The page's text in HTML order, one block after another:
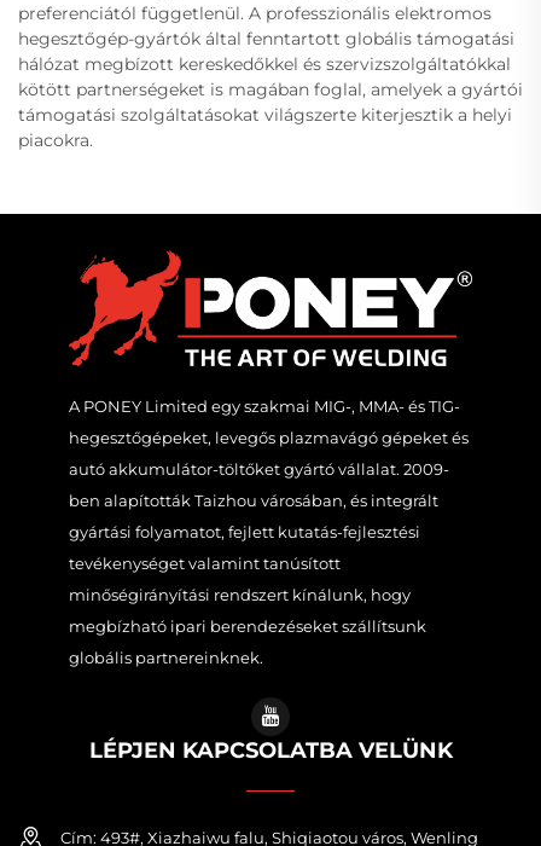
preferenciától függetlenül. A professzionális elektromos
hegesztőgép-gyártók által fenntartott globális támogatási
hálózat megbízott kereskedőkkel és szervizszolgáltatókkal
kötött partnerségeket is magában foglal, amelyek a gyártói
támogatási szolgáltatásokat világszerte kiterjesztik a helyi
piacokra.
A PONEY Limited egy szakmai MIG-, MMA- és TIG-
hegesztőgépeket, levegős plazmavágó gépeket és
autó akkumulátor-töltőket gyártó vállalat. 2009-
ben alapították Taizhou városában, és integrált
gyártási folyamatot, fejlett kutatás-fejlesztési
tevékenységet valamint tanúsított
minőségirányítási rendszert kínálunk, hogy
megbízható ipari berendezéseket szállítsunk
globális partnereinknek.
LÉPJEN KAPCSOLATBA VELÜNK
Cím: 493#, Xiazhaiwu falu, Shiqiaotou város, Wenling